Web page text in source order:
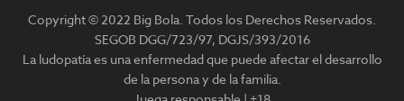
principal
Copyright © 2022 Big Bola. Todos los Derechos Reservados.
SEGOB DGG/723/97, DGJS/393/2016
La ludopatía es una enfermedad que puede afectar el desarrollo
de la persona y de la familia.